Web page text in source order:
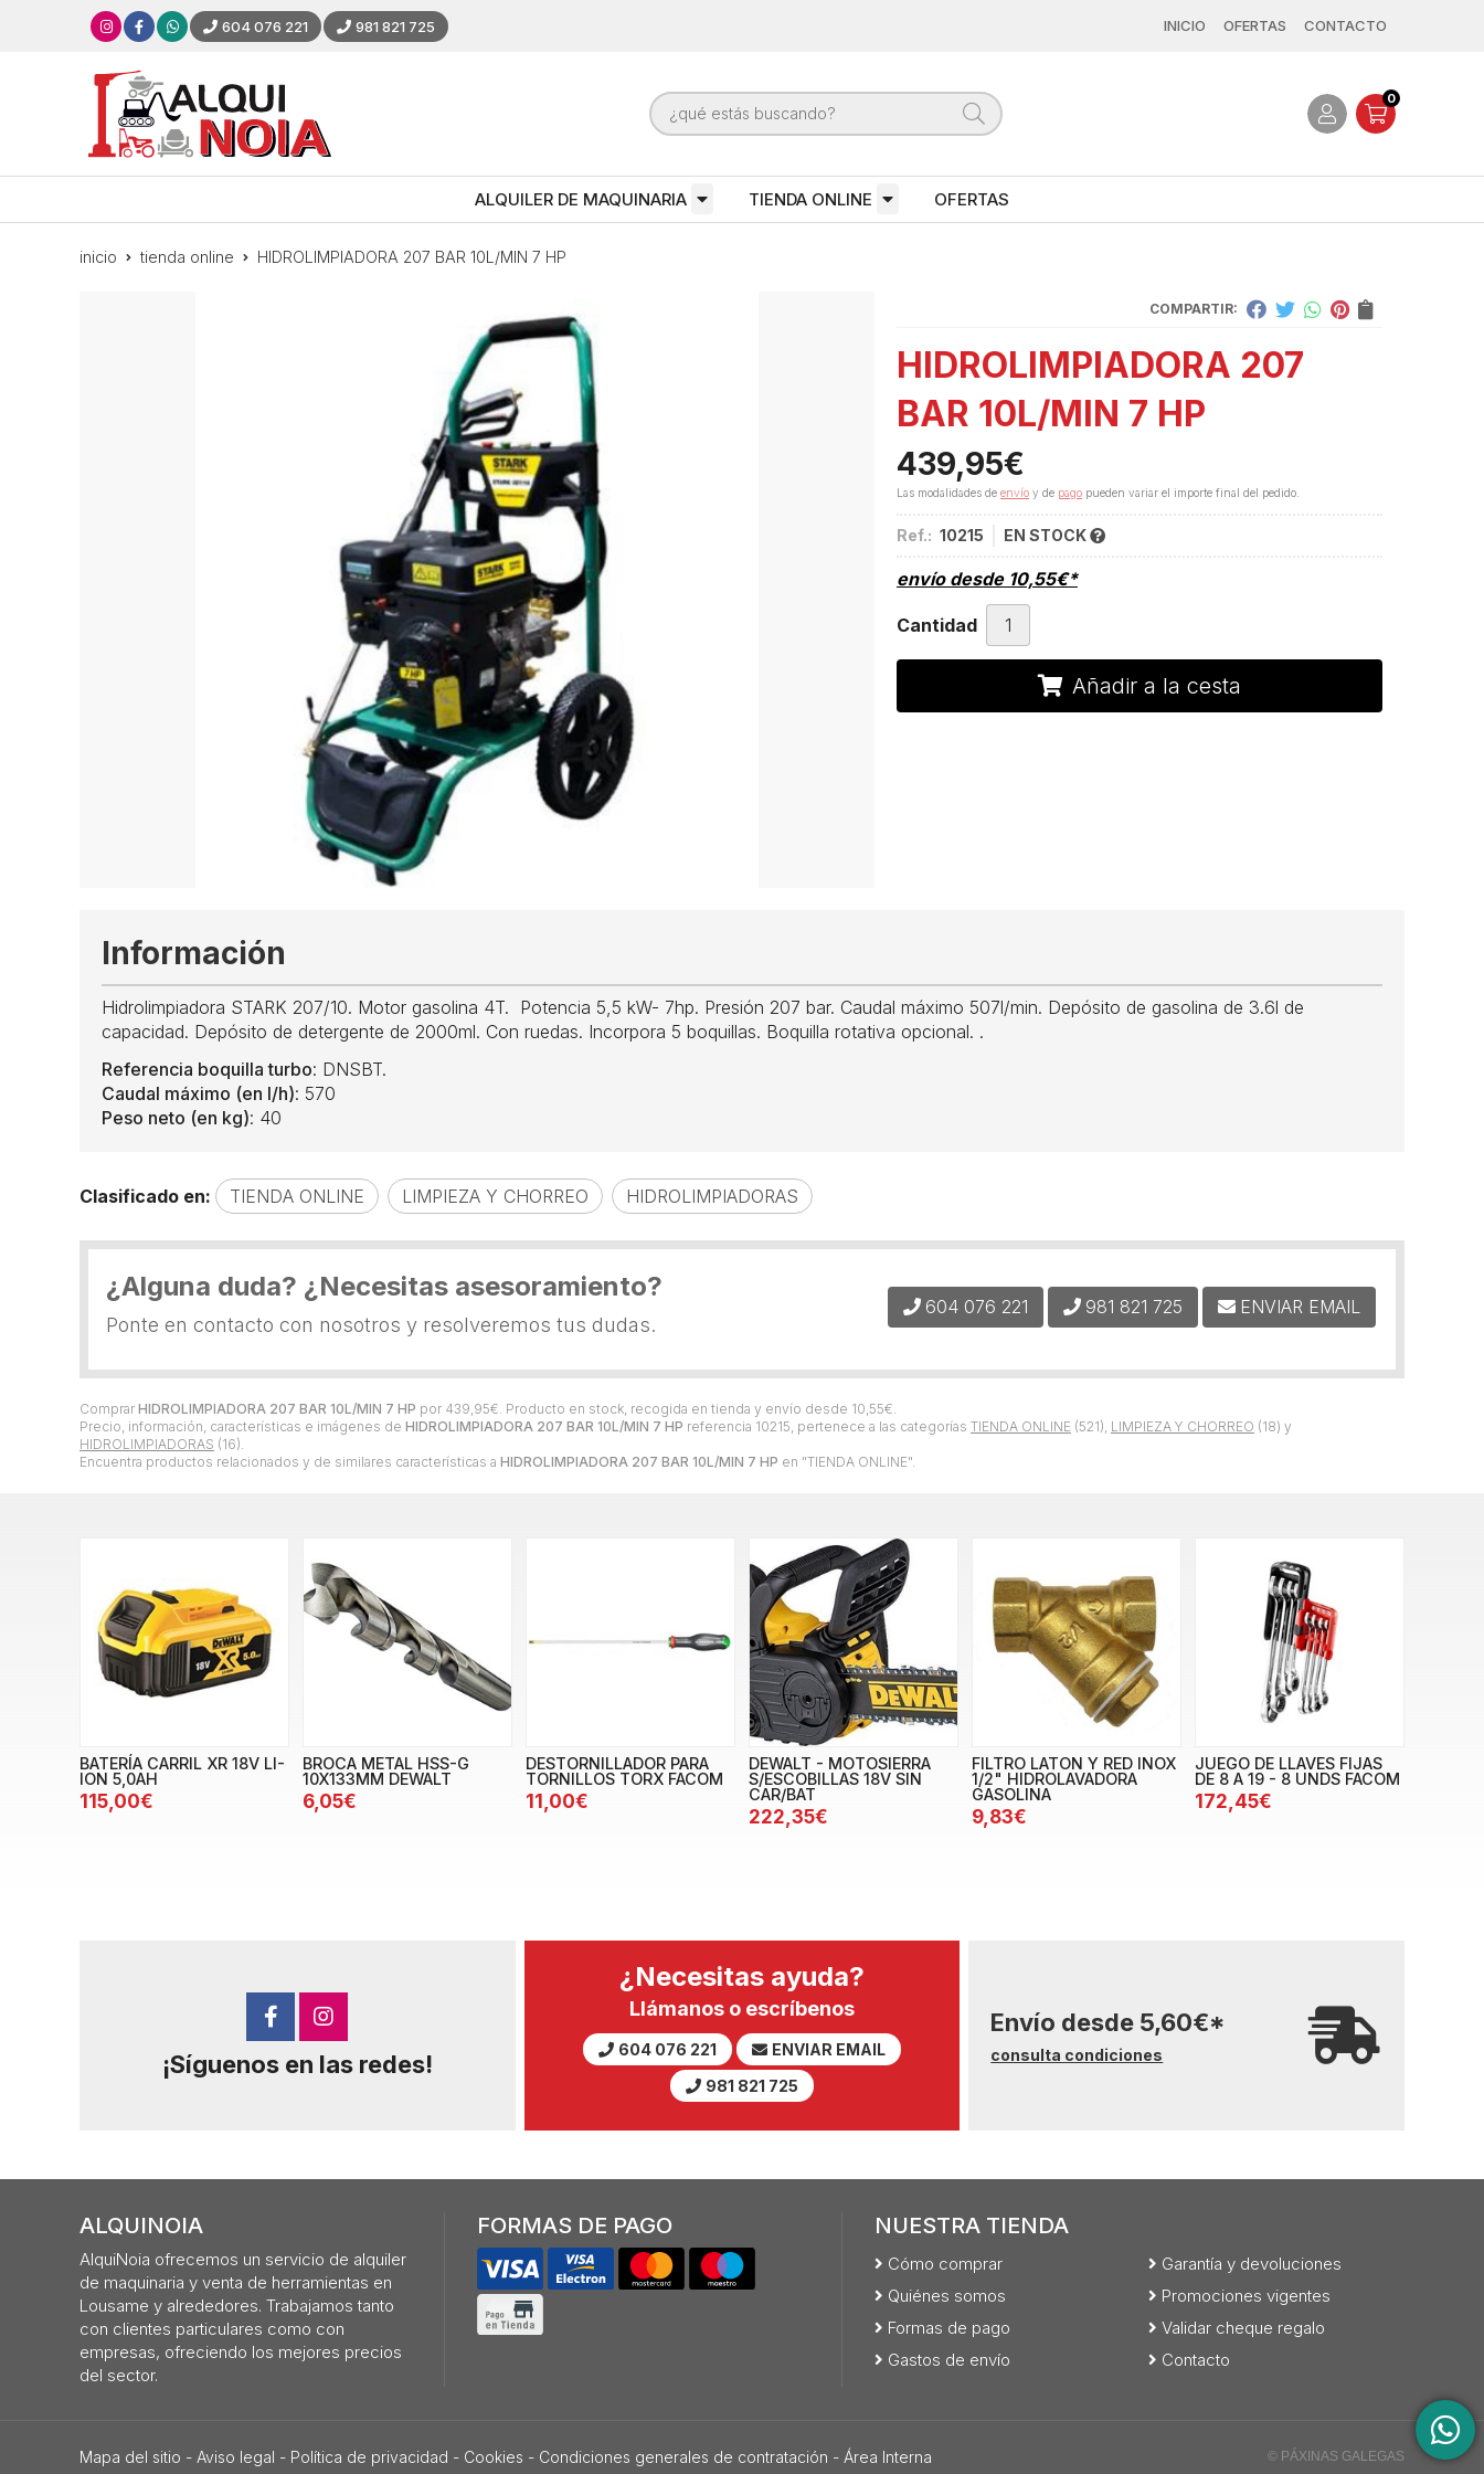
604 076 221 981 821 725 INICIO OFERTAS CONTACTO
0
ALQUILER DE MAQUINARIA TIENDA ONLINE OFERTAS
inicio tienda online HIDROLIMPIADORA 207 BAR 10L/MIN 7 HP
COMPARTIR:
HIDROLIMPIADORA 207
BAR 10L/MIN 7 HP
439,95€
Las modalidades de envío y de pago pueden variar el importe final del pedido.
Ref.: 10215 EN STOCK
envío desde 10,55€*
Cantidad
Añadir a la cesta
Comprar HIDROLIMPIADORA 207 BAR 10L/MIN 7 HP por 439,95€. Producto en stock, recogida en tienda y envío desde 10,55€.
Precio, información, características e imágenes de HIDROLIMPIADORA 207 BAR 10L/MIN 7 HP referencia 10215, pertenece a las categorías TIENDA ONLINE (521), LIMPIEZA Y CHORREO (18) y
HIDROLIMPIADORAS (16).
Encuentra productos relacionados y de similares características a HIDROLIMPIADORA 207 BAR 10L/MIN 7 HP en "TIENDA ONLINE".
Información
Hidrolimpiadora STARK 207/10. Motor gasolina 4T. Potencia 5,5 kW- 7hp. Presión 207 bar. Caudal máximo 507l/min. Depósito de gasolina de 3.6l de
capacidad. Depósito de detergente de 2000ml. Con ruedas. Incorpora 5 boquillas. Boquilla rotativa opcional. .
Referencia boquilla turbo: DNSBT.
Caudal máximo (en l/h): 570
Peso neto (en kg): 40
Clasificado en: TIENDA ONLINE LIMPIEZA Y CHORREO HIDROLIMPIADORAS
¿Alguna duda? ¿Necesitas asesoramiento?
Ponte en contacto con nosotros y resolveremos tus dudas.
604 076 221 981 821 725 ENVIAR EMAIL
BATERÍA CARRIL XR 18V LI-
ION 5,0AH
115,00€
BROCA METAL HSS-G
10X133MM DEWALT
6,05€
DESTORNILLADOR PARA
TORNILLOS TORX FACOM
11,00€
DEWALT - MOTOSIERRA
S/ESCOBILLAS 18V SIN
CAR/BAT
222,35€
FILTRO LATON Y RED INOX
1/2" HIDROLAVADORA
GASOLINA
9,83€
JUEGO DE LLAVES FIJAS
DE 8 A 19 - 8 UNDS FACOM
172,45€
¡Síguenos en las redes!
¿Necesitas ayuda?
Llámanos o escríbenos
604 076 221
ENVIAR EMAIL
981 821 725
Envío desde 5,60€*
consulta condiciones
ALQUINOIA
AlquiNoia ofrecemos un servicio de alquiler
de maquinaria y venta de herramientas en
Lousame y alrededores. Trabajamos tanto
con clientes particulares como con
empresas, ofreciendo los mejores precios
del sector.
FORMAS DE PAGO NUESTRA TIENDA
Cómo comprar
Quiénes somos
Formas de pago
Gastos de envío
Garantía y devoluciones
Promociones vigentes
Validar cheque regalo
Contacto
Mapa del sitio - Aviso legal - Política de privacidad - Cookies - Condiciones generales de contratación - Área Interna © PÁXINAS GALEGAS